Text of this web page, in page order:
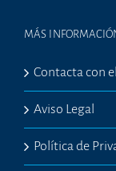
MÁS
Contacta con
Aviso Legal
Política de